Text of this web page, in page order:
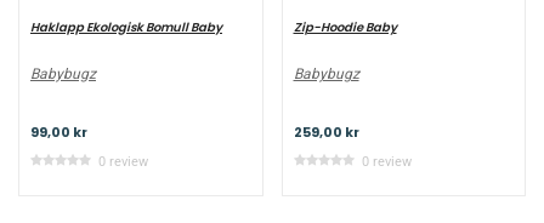
Haklapp Ekologisk Bomull Baby
Babybugz
99,00 kr
0 review
Zip-Hoodie Baby
Babybugz
259,00 kr
0 review